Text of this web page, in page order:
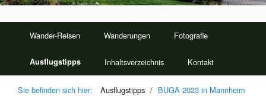
Wander-Reisen
Wanderungen Fotografie
Ausflugstipps Inhaltsverzeichnis Kontakt
Sie befinden sich hier: Ausflugstipps / BUGA 2023 in Mannheim